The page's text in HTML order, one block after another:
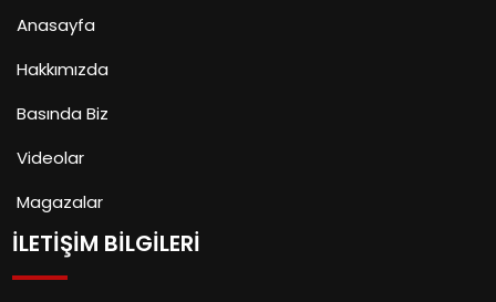
Anasayfa
Hakkımızda
Basında Biz
Videolar
Magazalar
İLETİŞİM BİLGİLERİ